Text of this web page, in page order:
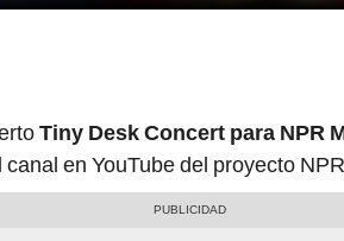
Tiny Desk Concert para NPR
en YouTube del proyecto